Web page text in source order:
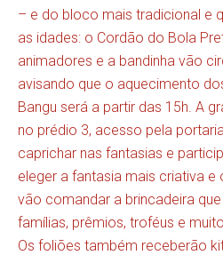
– e do bloco mais tradicional e
as idades: o Cordão do Bola
animadores e a bandinha vão
avisando que o aquecimento
Bangu será a partir das 15h. A
no prédio 3, acesso pela
caprichar nas fantasias e
eleger a fantasia mais criativa e
vão comandar a brincadeira
famílias, prêmios, troféus e
Os foliões também receberão